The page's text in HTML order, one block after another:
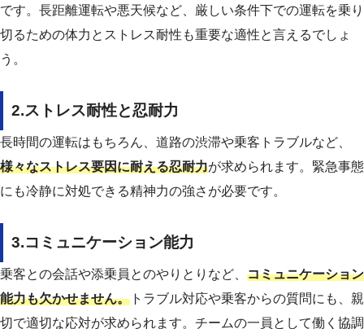
です。長距離運転や悪天候など、厳しい条件下での運転を乗り
切るための体力とストレス耐性も重要な適性と言えるでしょ
う。
2.ストレス耐性と忍耐力
長時間の運転はもちろん、道路の渋滞や乗客トラブルなど、
様々なストレス要因に耐える忍耐力が求められます。緊急事態
にも冷静に対処できる精神力の強さが必要です。
3.コミュニケーション能力
乗客との会話や添乗員とのやりとりなど、 コミュニケーション
能力も欠かせません。 トラブル対応や乗客からの質問にも、親
切で適切な応対が求められます。チームの一員として働く協調